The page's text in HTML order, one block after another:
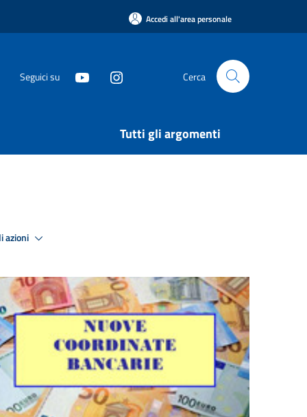
Accedi all'area personale
Seguici su Cerca
Tutti gli argomenti
azioni